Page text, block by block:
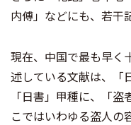
内傅」などにも、若干
現在、中国で最も早く
述している文献は、「
「日書」甲種に、「
こではいわゆる盗人の